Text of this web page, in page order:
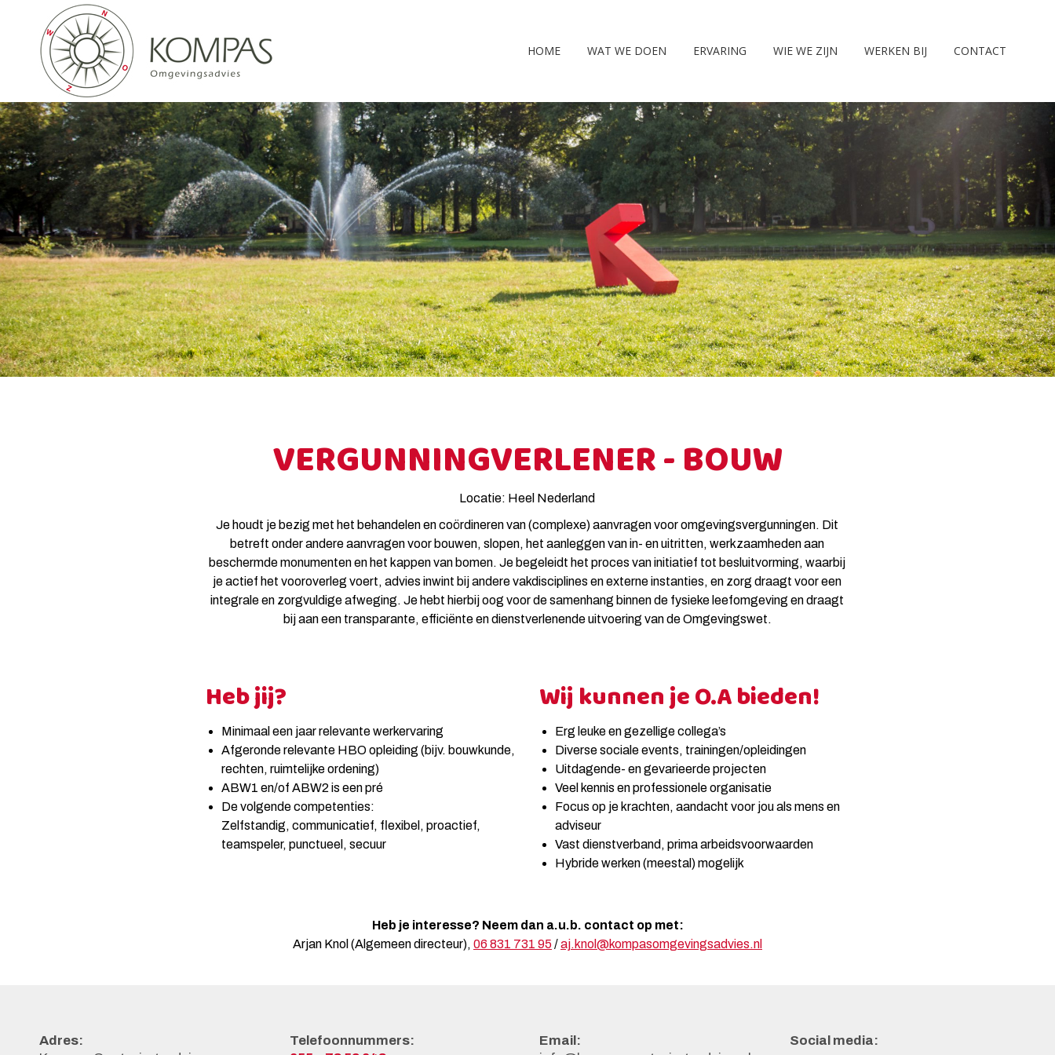
HOME WAT WE DOEN ERVARING WIE WE ZIJN WERKEN BIJ CONTACT
VERGUNNINGVERLENER - BOUW
Locatie: Heel Nederland
Je houdt je bezig met het behandelen en coördineren van (complexe) aanvragen voor omgevingsvergunningen. Dit
betreft onder andere aanvragen voor bouwen, slopen, het aanleggen van in- en uitritten, werkzaamheden aan
beschermde monumenten en het kappen van bomen. Je begeleidt het proces van initiatief tot besluitvorming, waarbij
je actief het vooroverleg voert, advies inwint bij andere vakdisciplines en externe instanties, en zorg draagt voor een
integrale en zorgvuldige afweging. Je hebt hierbij oog voor de samenhang binnen de fysieke leefomgeving en draagt
bij aan een transparante, efficiënte en dienstverlenende uitvoering van de Omgevingswet.
Heb jij?
Minimaal een jaar relevante werkervaring
Afgeronde relevante HBO opleiding (bijv. bouwkunde,
rechten, ruimtelijke ordening)
ABW1 en/of ABW2 is een pré
De volgende competenties:
Zelfstandig, communicatief, flexibel, proactief,
teamspeler, punctueel, secuur
Wij kunnen je O.A bieden!
Erg leuke en gezellige collega’s
Diverse sociale events, trainingen/opleidingen
Uitdagende- en gevarieerde projecten
Veel kennis en professionele organisatie
Focus op je krachten, aandacht voor jou als mens en
adviseur
Vast dienstverband, prima arbeidsvoorwaarden
Hybride werken (meestal) mogelijk
Heb je interesse? Neem dan a.u.b. contact op met:
Arjan Knol (Algemeen directeur), 06 831 731 95 /aj.knol@kompasomgevingsadvies.nl
Adres:
Telefoonnummers:
Email:
Social media: